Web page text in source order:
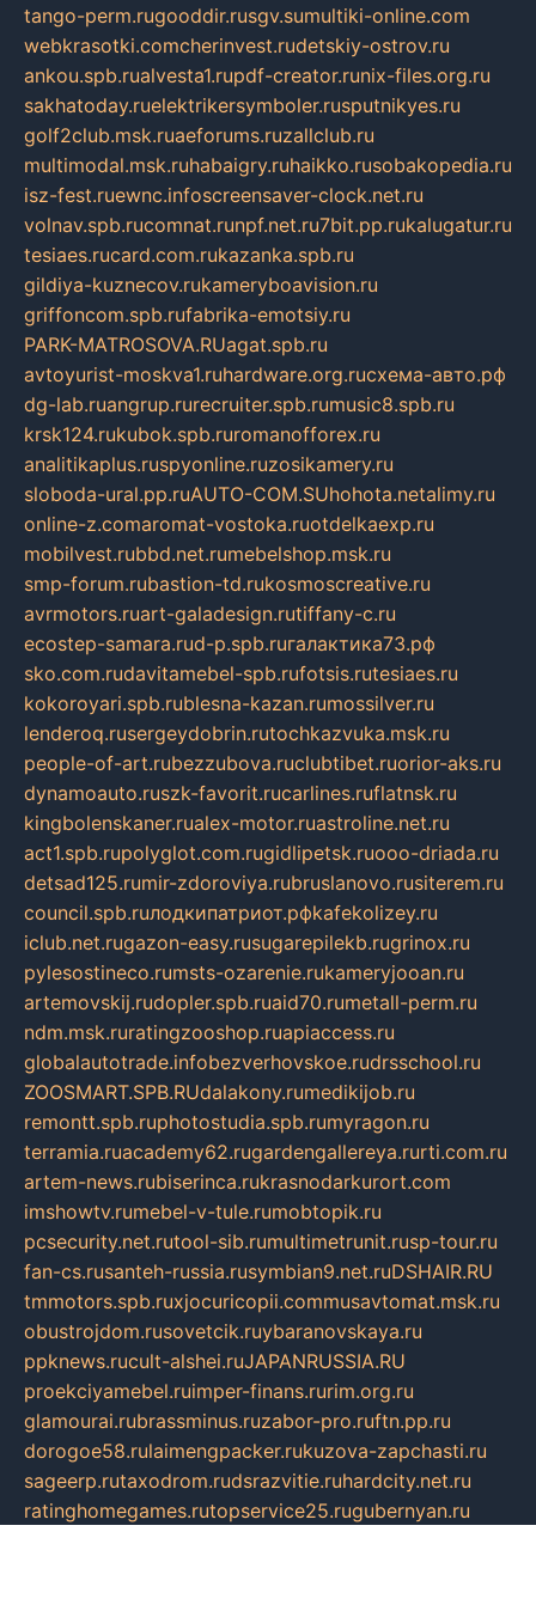
tango-perm.rugooddir.rusgv.sumultiki-online.com
webkrasotki.comcherinvest.rudetskiy-ostrov.ru
ankou.spb.rualvesta1.rupdf-creator.runix-files.org.ru
sakhatoday.ruelektrikersymboler.rusputnikyes.ru
golf2club.msk.ruaeforums.ruzallclub.ru
multimodal.msk.ruhabaigry.ruhaikko.rusobakopedia.ru
isz-fest.ruewnc.infoscreensaver-clock.net.ru
volnav.spb.rucomnat.runpf.net.ru7bit.pp.rukalugatur.ru
tesiaes.rucard.com.rukazanka.spb.ru
gildiya-kuznecov.rukameryboavision.ru
griffoncom.spb.rufabrika-emotsiy.ru
PARK-MATROSOVA.RUagat.spb.ru
avtoyurist-moskva1.ruhardware.org.ruсхема-авто.рф
dg-lab.ruangrup.rurecruiter.spb.rumusic8.spb.ru
krsk124.rukubok.spb.ruromanofforex.ru
analitikaplus.ruspyonline.ruzosikamery.ru
sloboda-ural.pp.ruAUTO-COM.SUhohota.netalimy.ru
online-z.comaromat-vostoka.ruotdelkaexp.ru
mobilvest.rubbd.net.rumebelshop.msk.ru
smp-forum.rubastion-td.rukosmoscreative.ru
avrmotors.ruart-galadesign.rutiffany-c.ru
ecostep-samara.rud-p.spb.ruгалактика73.рф
sko.com.rudavitamebel-spb.rufotsis.rutesiaes.ru
kokoroyari.spb.rublesna-kazan.rumossilver.ru
lenderoq.rusergeydobrin.rutochkazvuka.msk.ru
people-of-art.rubezzubova.ruclubtibet.ruorior-aks.ru
dynamoauto.ruszk-favorit.rucarlines.ruflatnsk.ru
kingbolenskaner.rualex-motor.ruastroline.net.ru
act1.spb.rupolyglot.com.rugidlipetsk.ruooo-driada.ru
detsad125.rumir-zdoroviya.rubruslanovo.rusiterem.ru
council.spb.ruлодкипатриот.рфkafekolizey.ru
iclub.net.rugazon-easy.rusugarepilekb.rugrinox.ru
pylesostineco.rumsts-ozarenie.rukameryjooan.ru
artemovskij.rudopler.spb.ruaid70.rumetall-perm.ru
ndm.msk.ruratingzooshop.ruapiaccess.ru
globalautotrade.infobezverhovskoe.rudrsschool.ru
ZOOSMART.SPB.RUdalakony.rumedikijob.ru
remontt.spb.ruphotostudia.spb.rumyragon.ru
terramia.ruacademy62.rugardengallereya.rurti.com.ru
artem-news.rubiserinca.rukrasnodarkurort.com
imshowtv.rumebel-v-tule.rumobtopik.ru
pcsecurity.net.rutool-sib.rumultimetrunit.rusp-tour.ru
fan-cs.rusanteh-russia.rusymbian9.net.ruDSHAIR.RU
tmmotors.spb.ruxjocuricopii.commusavtomat.msk.ru
obustrojdom.rusovetcik.ruybaranovskaya.ru
ppknews.rucult-alshei.ruJAPANRUSSIA.RU
proekciyamebel.ruimper-finans.rurim.org.ru
glamourai.rubrassminus.ruzabor-pro.ruftn.pp.ru
dorogoe58.rulaimengpacker.rukuzova-zapchasti.ru
sageerp.rutaxodrom.rudsrazvitie.ruhardcity.net.ru
ratinghomegames.rutopservice25.rugubernyan.ru